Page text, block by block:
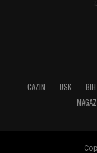
CAZIN USK BIH